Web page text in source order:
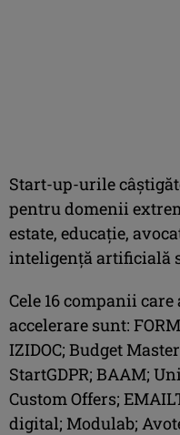
Start-up-urile
pentru domenii
estate, educaţie,
inteligenţă artificială
Cele 16 companii
accelerare sunt:
IZIDOC; Budget
StartGDPR; BAAM;
Custom Offers;
digital; Modulab;